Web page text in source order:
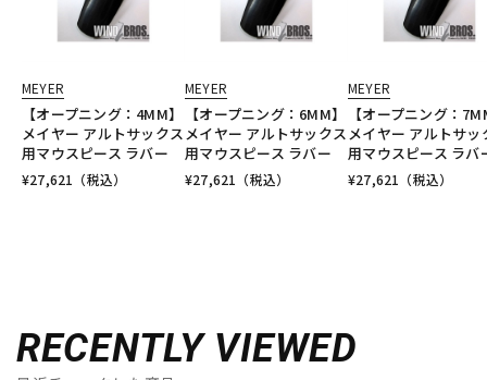
MEYER
【オープニング：4MM】
メイヤー アルトサックス
用マウスピース ラバー
¥27,621 （税込）
MEYER
【オープニング：6MM】
メイヤー アルトサックス
用マウスピース ラバー
¥27,621 （税込）
MEYER
【オープニング：
メイヤー アルトサッ
用マウスピース ラバ
¥27,621 （税込）
RECENTLY VIEWED